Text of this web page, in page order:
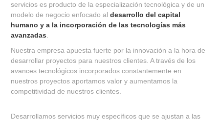
servicios es producto de la especialización tecnológica y de un
modelo de negocio enfocado aldesarrollo del capital
humano y a la incorporación de las tecnologías más
avanzadas.
Nuestra empresa apuesta fuerte por la innovación a la hora de
desarrollar proyectos para nuestros clientes. A través de los
avances tecnológicos incorporados constantemente en
nuestros proyectos aportamos valor y aumentamos la
competitividad de nuestros clientes.
Desarrollamos servicios muy específicos que se ajustan a las